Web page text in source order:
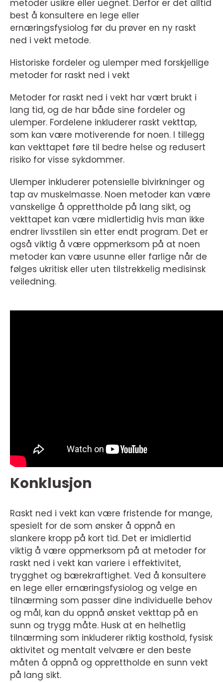
metoder usikre eller uegnet. Derfor er det alltid
best å konsultere en lege eller
ernæringsfysiolog før du prøver en ny raskt
ned i vekt metode.
Historiske fordeler og ulemper med forskjellige
metoder for raskt ned i vekt
Metoder for raskt ned i vekt har vært brukt i
lang tid, og de har både sine fordeler og
ulemper. Fordelene inkluderer raskt vekttap,
som kan være motiverende for noen. I tillegg
kan vekttapet føre til bedre helse og redusert
risiko for visse sykdommer.
Ulemper inkluderer potensielle bivirkninger og
tap av muskelmasse. Noen metoder kan være
vanskelige å opprettholde på lang sikt, og
vekttapet kan være midlertidig hvis man ikke
endrer livsstilen sin etter endt program. Det er
også viktig å være oppmerksom på at noen
metoder kan være usunne eller farlige når de
følges ukritisk eller uten tilstrekkelig medisinsk
veiledning.
Konklusjon
Raskt ned i vekt kan være fristende for mange,
spesielt for de som ønsker å oppnå en
slankere kropp på kort tid. Det er imidlertid
viktig å være oppmerksom på at metoder for
raskt ned i vekt kan variere i effektivitet,
trygghet og bærekraftighet. Ved å konsultere
en lege eller ernæringsfysiolog og velge en
tilnærming som passer dine individuelle behov
og mål, kan du oppnå ønsket vekttap på en
sunn og trygg måte. Husk at en helhetlig
tilnærming som inkluderer riktig kosthold, fysisk
aktivitet og mentalt velvære er den beste
måten å oppnå og opprettholde en sunn vekt
på lang sikt.